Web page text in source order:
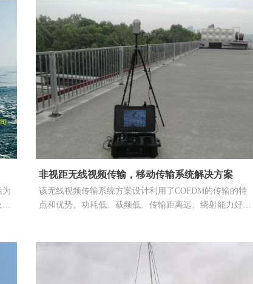
为
非视距无线视频传输，移动传输系统解决方案
该无线视频传输系统方案设计利用了COFDM的传输的特
点和优势。功耗低、载频低、传输距离远、绕射能力好、